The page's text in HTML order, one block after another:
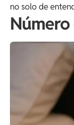
no solo de
Número